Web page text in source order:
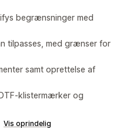
begrænsninger med
tilpasses, med grænser for
samt oprettelse af
klistermærker og
Vis oprindelig